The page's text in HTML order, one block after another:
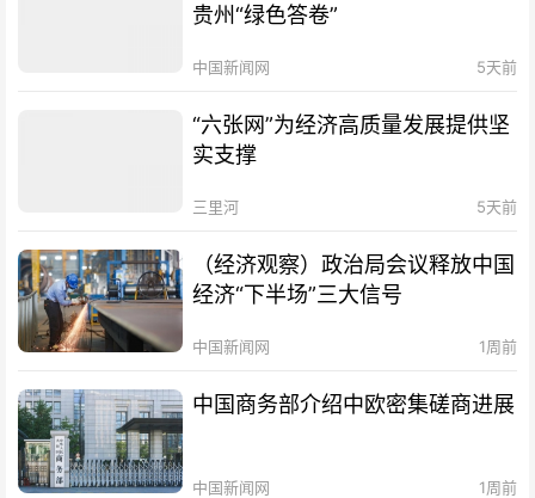
贵州“绿色答卷”
中国新闻网 5天前
“六张网”为经济高质量发展提供坚
实支撑
三里河 5天前
（经济观察）政治局会议释放中国
经济“下半场”三大信号
中国新闻网 1周前
中国商务部介绍中欧密集磋商进展
中国新闻网 1周前